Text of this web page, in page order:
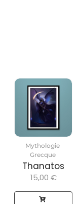
Mythologie
Grecque
Thanatos
15,00 €